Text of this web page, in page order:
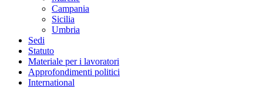
Campania
Sicilia
Umbria
Sedi
Statuto
Materiale per i lavoratori
Approfondimenti politici
International